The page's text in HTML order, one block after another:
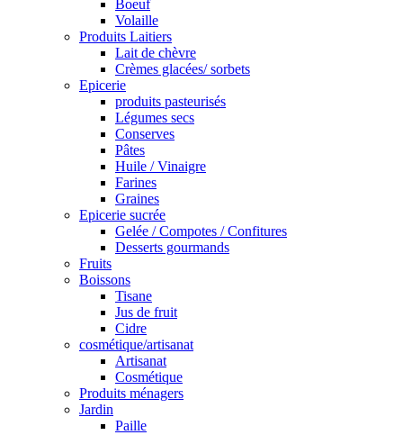
Boeuf
Volaille
Produits Laitiers
Lait de chèvre
Crèmes glacées/ sorbets
Epicerie
produits pasteurisés
Légumes secs
Conserves
Pâtes
Huile / Vinaigre
Farines
Graines
Epicerie sucrée
Gelée / Compotes / Confitures
Desserts gourmands
Fruits
Boissons
Tisane
Jus de fruit
Cidre
cosmétique/artisanat
Artisanat
Cosmétique
Produits ménagers
Jardin
Paille